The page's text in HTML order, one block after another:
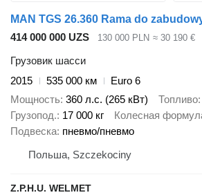
414 000 000 UZS 130 000 PLN ≈ 30 190 €
Грузовик шасси
2015
535 000 км
Euro 6
Мощность 360 л.с. (265 кВт) Топливо
Грузопод. 17 000 кг Колесная
Подвеска пневмо/пневмо
Польша, Szczekociny
Z.P.H.U. WELMET